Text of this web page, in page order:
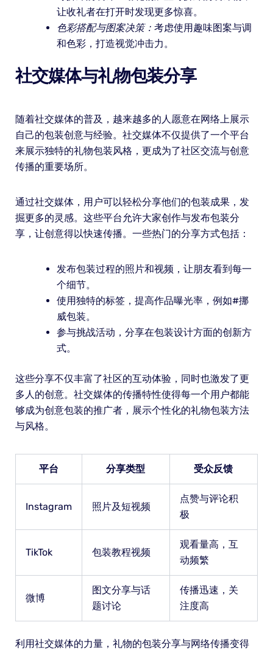
让收礼者在打开时发现更多惊喜。
色彩搭配与图案决策： 考虑使用趣味图案与调
和色彩，打造视觉冲击力。
社交媒体与礼物包装分享
随着社交媒体的普及，越来越多的人愿意在网络上展示
自己的包装创意与经验。社交媒体不仅提供了一个平台
来展示独特的礼物包装风格，更成为了社区交流与创意
传播的重要场所。
通过社交媒体，用户可以轻松分享他们的包装成果，发
掘更多的灵感。这些平台允许大家创作与发布包装分
享，让创意得以快速传播。一些热门的分享方式包括：
发布包装过程的照片和视频，让朋友看到每一
个细节。
使用独特的标签，提高作品曝光率，例如#挪
威包装。
参与挑战活动，分享在包装设计方面的创新方
式。
这些分享不仅丰富了社区的互动体验，同时也激发了更
多人的创意。社交媒体的传播特性使得每一个用户都能
够成为创意包装的推广者，展示个性化的礼物包装方法
与风格。
平台 分享类型 受众反馈
Instagram 照片及短视频
点赞与评论积
极
TikTok 包装教程视频
观看量高，互
动频繁
微博
图文分享与话
题讨论
传播迅速，关
注度高
利用社交媒体的力量，礼物的包装分享与网络传播变得